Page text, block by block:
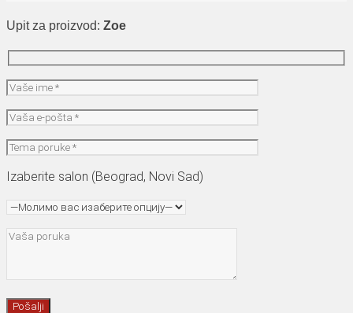
Upit za proizvod: Zoe
Izaberite salon (Beograd, Novi Sad)